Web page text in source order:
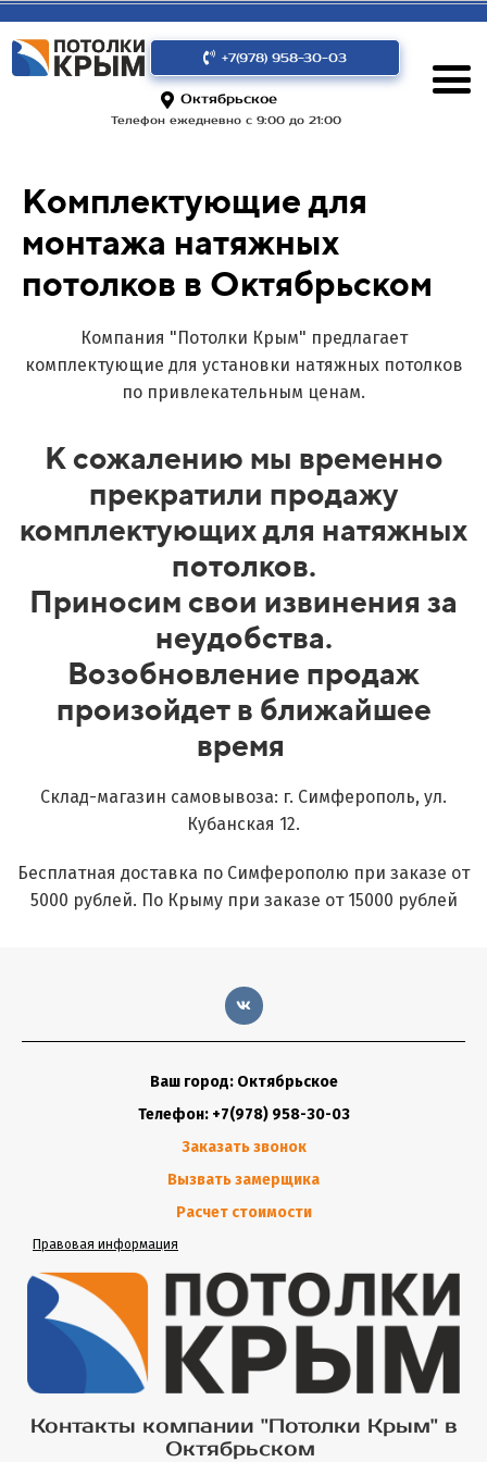
+7(978) 958-30-03
Октябрьское
Телефон ежедневно с 9:00 до 21:00
Комплектующие для
монтажа натяжных
потолков в Октябрьском
Компания "Потолки Крым" предлагает
комплектующие для установки натяжных потолков
по привлекательным ценам.
К сожалению мы временно
прекратили продажу
комплектующих для натяжных
потолков.
Приносим свои извинения за
неудобства.
Возобновление продаж
произойдет в ближайшее
время
Склад-магазин самовывоза: г. Симферополь, ул.
Кубанская 12.
Бесплатная доставка по Симферополю при заказе от
5000 рублей. По Крыму при заказе от 15000 рублей
Ваш город: Октябрьское
Телефон: +7(978) 958-30-03
Заказать звонок
Вызвать замерщика
Расчет стоимости
Правовая информация
Контакты компании "Потолки Крым" в
Октябрьском